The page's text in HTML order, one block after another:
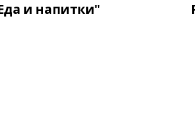
и напитки"